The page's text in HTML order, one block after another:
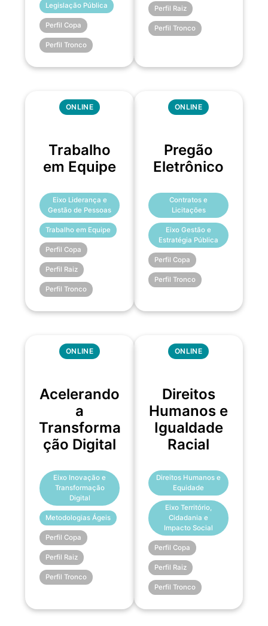
Legislação Pública
Perfil Copa
Perfil Tronco
Perfil Raiz
Perfil Tronco
ONLINE
Trabalho
em Equipe
Eixo Liderança e
Gestão de Pessoas
Trabalho em Equipe
Perfil Copa
Perfil Raiz
Perfil Tronco
ONLINE
Pregão
Eletrônico
Contratos e
Licitações
Eixo Gestão e
Estratégia Pública
Perfil Copa
Perfil Tronco
ONLINE
Acelerando
a
Transforma
ção Digital
Eixo Inovação e
Transformação
Digital
Metodologias Ágeis
Perfil Copa
Perfil Raiz
Perfil Tronco
ONLINE
Direitos
Humanos e
Igualdade
Racial
Direitos Humanos e
Equidade
Eixo Território,
Cidadania e
Impacto Social
Perfil Copa
Perfil Raiz
Perfil Tronco